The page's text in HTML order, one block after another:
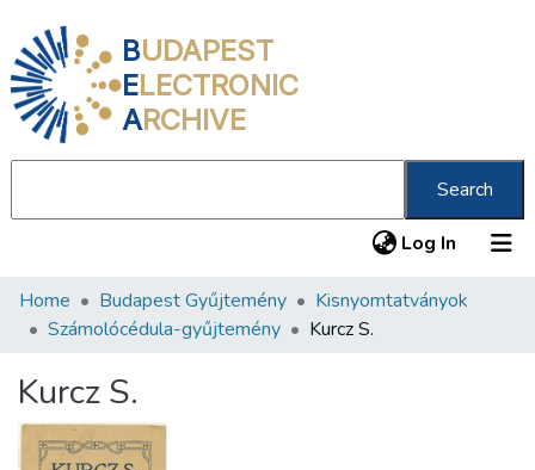
BUDAPEST
ELECTRONIC
ARCHIVE
Search
Log In (current)
Communities & Collections
Statistics
About us
Home Budapest Gyűjtemény
Kisnyomtatványok
Számolócédula-gyűjtemény
Kurcz S.
Kurcz S.